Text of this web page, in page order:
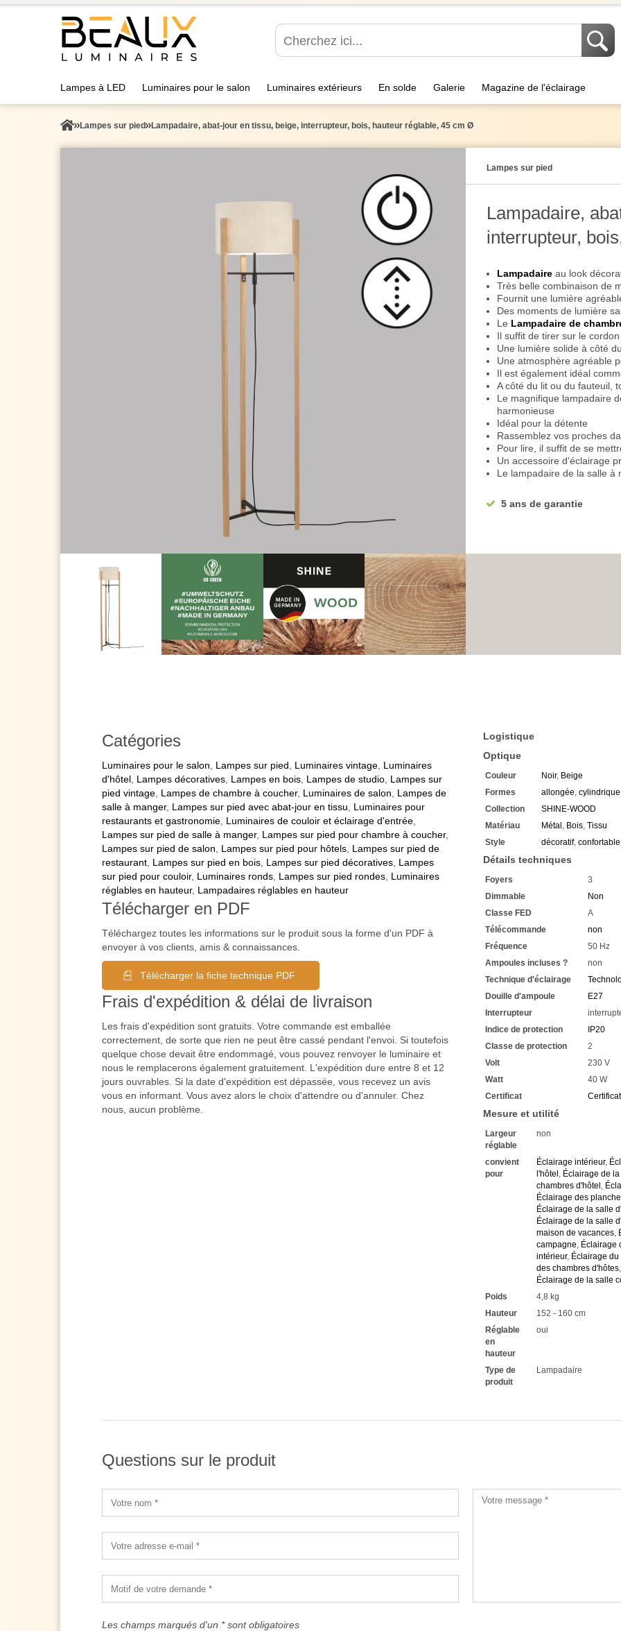
Lampes à LED Luminaires pour le salon Luminaires extérieurs En solde Galerie Magazine de l'éclairage
Lampes sur pied Lampadaire, abat-jour en tissu, beige, interrupteur, bois, hauteur réglable, 45 cm Ø
Lampes sur pied
Lampadaire,
interrupteur,
Lampadaire au look
Très belle combinaison de
Fournit une lumière
Des moments de lumière
Le Lampadaire de
Il suffit de tirer sur le
Une lumière solide à côté
Une atmosphère agréable
Il est également idéal
A côté du lit ou du fauteuil,
Le magnifique lampadaire
harmonieuse
Idéal pour la détente
Rassemblez vos proches
Pour lire, il suffit de se
Un accessoire d'éclairage
Le lampadaire de la salle à
Vous pouvez influencer
Nous recommandons des
Vous avez la possibilité
Eteignez la lumière et
Avec l'extinction et
La hauteur peut être
Reliés par 3 fines tiges en
Il a une forme cylindrique
Le matériau du corps est le
Il séduit par sa robustesse
Ici, la couleur est le marron
L'abat-jour est fabriqué en
230V / 50Hz mesure la
Convient à la prise de
Le lampadaire marron
Convient à une utilisation
Avec un diamètre de 45 cm
La hauteur minimale est de
Avec une hauteur maximale
La douille de l'ampoule est
Convient à une puissance
3 x ampoules sont
Choisissez de la
Nous vous recommandons
Economisez chaque jour
consommation
Celles-ci ont une durée de
La technologie LED vous
Si vous avez des
Renseignez-vous sur les
Nous nous réjouissons de
5 ans de garantie
Catégories
Luminaires pour le salon, Lampes sur pied, Luminaires vintage, Luminaires
d'hôtel, Lampes décoratives, Lampes en bois, Lampes de studio, Lampes sur
pied vintage, Lampes de chambre à coucher, Luminaires de salon, Lampes de
salle à manger, Lampes sur pied avec abat-jour en tissu, Luminaires pour
restaurants et gastronomie, Luminaires de couloir et éclairage d'entrée,
Lampes sur pied de salle à manger, Lampes sur pied pour chambre à coucher,
Lampes sur pied de salon, Lampes sur pied pour hôtels, Lampes sur pied de
restaurant, Lampes sur pied en bois, Lampes sur pied décoratives, Lampes
sur pied pour couloir, Luminaires ronds, Lampes sur pied rondes, Luminaires
réglables en hauteur, Lampadaires réglables en hauteur
Télécharger en PDF
Téléchargez toutes les informations sur le produit sous la forme d'un PDF à
envoyer à vos clients, amis & connaissances.
Télécharger la fiche technique PDF
Frais d'expédition & délai de livraison
Les frais d'expédition sont gratuits. Votre commande est emballée
correctement, de sorte que rien ne peut être cassé pendant l'envoi. Si toutefois
quelque chose devait être endommagé, vous pouvez renvoyer le luminaire et
nous le remplacerons également gratuitement. L'expédition dure entre 8 et 12
jours ouvrables. Si la date d'expédition est dépassée, vous recevez un avis
vous en informant. Vous avez alors le choix d'attendre ou d'annuler. Chez
nous, aucun problème.
Logistique
Optique
Couleur Noir, Beige
Formes
allongée, cylindrique
Collection
SHINE-WOOD
Matériau
Métal , Bois, Tissu
Style
décoratif, confortable
Détails techniques
Foyers
3
Dimmable
Non
Classe FED
A
Télécommande
non
Fréquence
50 Hz
Ampoules incluses ?
non
Technique d'éclairage
Douille d'ampoule
E27
Interrupteur
Indice de protection
IP20
Classe de protection
2
Volt
230 V
Watt
40 W
Certificat
Mesure et utilité
Largeur
réglable
non
convient
pour
Éclairage intérieur,
l'hôtel , Éclairage de
chambres d'hôtel ,
Éclairage des
Éclairage de la salle
Éclairage de la salle
maison de vacances,
campagne, Éclairage
intérieur, Éclairage du
des chambres d'hôtes,
Éclairage de la salle
Poids
4,8 kg
Hauteur
152 - 160 cm
Réglable
en
hauteur
oui
Type de
produit
Lampadaire
Questions sur le produit
Les champs marqués d'un * sont obligatoires